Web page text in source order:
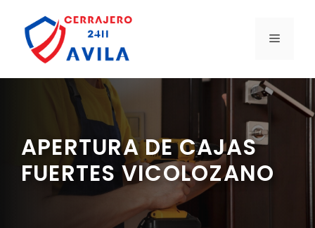
contenido
MENÚ
APERTURA DE CAJAS
FUERTES VICOLOZANO